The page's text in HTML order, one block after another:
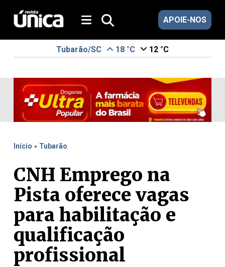
APOIE-NOS
Tubarão/SC 18 °C 12 °C
Início . Tubarão
CNH Emprego na
Pista oferece vagas
para habilitação e
qualificação
profissional